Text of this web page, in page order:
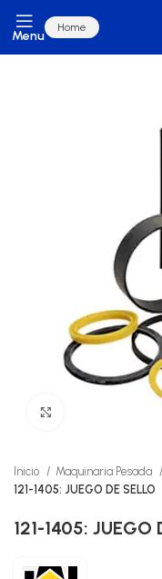
Menu
Home
Inicio Maquinaria Pesada
121-1405: JUEGO DE SELLO
121-1405: JUEGO